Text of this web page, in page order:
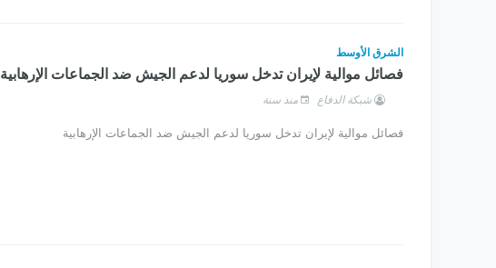
الشرق الأوسط
فصائل موالية لإيران تدخل سوريا لدعم الجيش ضد الجماعات الإرهابية
شبكة الدفاع منذ سنة
فصائل موالية لإيران تدخل سوريا لدعم الجيش ضد الجماعات الإرهابية